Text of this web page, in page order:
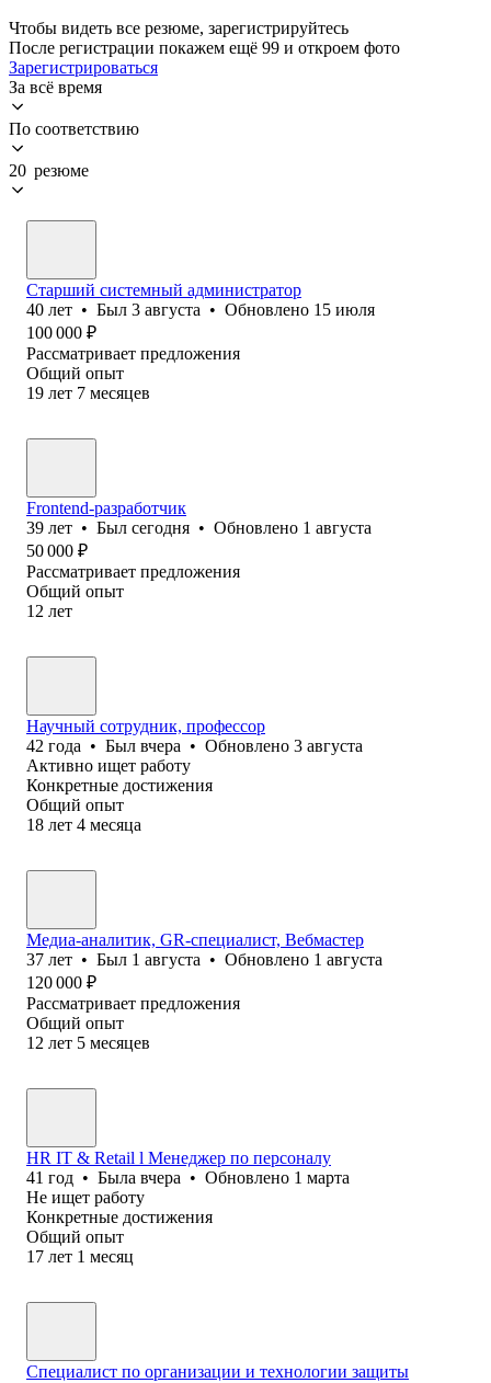
Чтобы видеть все резюме, зарегистрируйтесь
После регистрации покажем ещё 99 и откроем фото
Зарегистрироваться
За всё время
По соответствию
20 резюме
Старший системный администратор
40 лет • Был 3 августа • Обновлено 15 июля
100 000 ₽
Рассматривает предложения
Общий опыт
19 лет 7 месяцев
Frontend-разработчик
39 лет • Был сегодня • Обновлено 1 августа
50 000 ₽
Рассматривает предложения
Общий опыт
12 лет
Научный сотрудник, профессор
42 года • Был вчера • Обновлено 3 августа
Активно ищет работу
Конкретные достижения
Общий опыт
18 лет 4 месяца
Медиа-аналитик, GR-специалист, Вебмастер
37 лет • Был 1 августа • Обновлено 1 августа
120 000 ₽
Рассматривает предложения
Общий опыт
12 лет 5 месяцев
HR IT & Retail l Менеджер по персоналу
41 год • Была вчера • Обновлено 1 марта
Не ищет работу
Конкретные достижения
Общий опыт
17 лет 1 месяц
Специалист по организации и технологии защиты